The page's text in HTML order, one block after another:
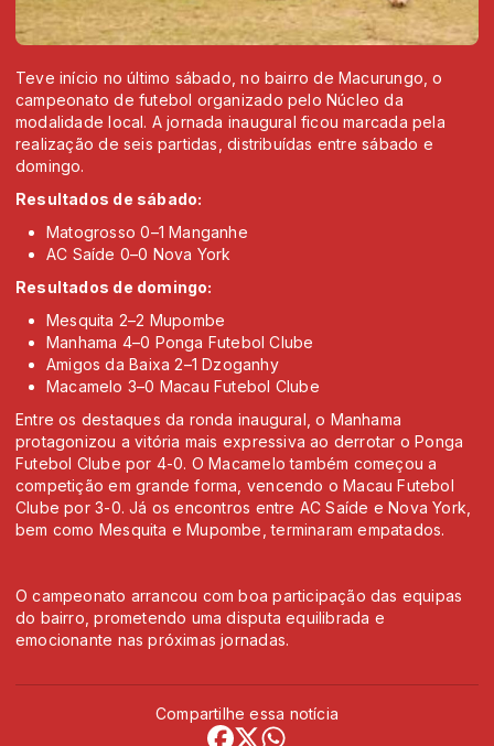
Teve início no último sábado, no bairro de Macurungo, o
campeonato de futebol organizado pelo Núcleo da
modalidade local. A jornada inaugural ficou marcada pela
realização de seis partidas, distribuídas entre sábado e
domingo.
Resultados de sábado:
Matogrosso 0–1 Manganhe
AC Saíde 0–0 Nova York
Resultados de domingo:
Mesquita 2–2 Mupombe
Manhama 4–0 Ponga Futebol Clube
Amigos da Baixa 2–1 Dzoganhy
Macamelo 3–0 Macau Futebol Clube
Entre os destaques da ronda inaugural, o Manhama
protagonizou a vitória mais expressiva ao derrotar o Ponga
Futebol Clube por 4-0. O Macamelo também começou a
competição em grande forma, vencendo o Macau Futebol
Clube por 3-0. Já os encontros entre AC Saíde e Nova York,
bem como Mesquita e Mupombe, terminaram empatados.
O campeonato arrancou com boa participação das equipas
do bairro, prometendo uma disputa equilibrada e
emocionante nas próximas jornadas.
Compartilhe essa notícia